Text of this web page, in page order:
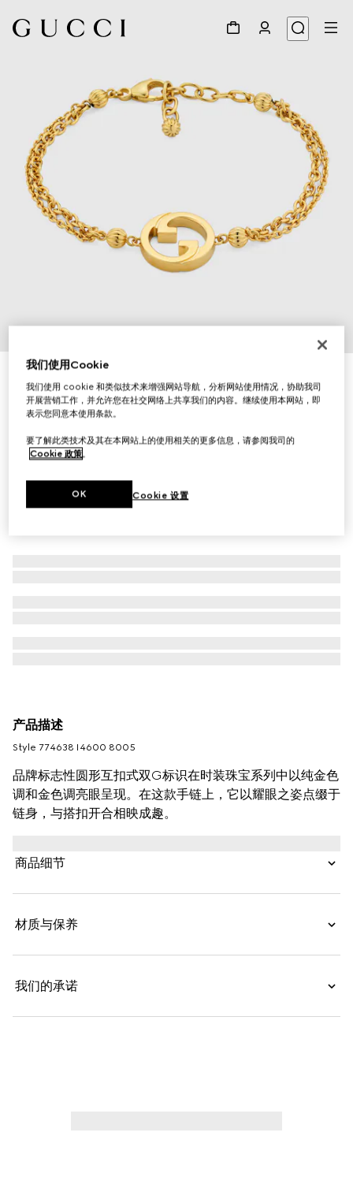
Gucci Blondie系列手链
A$800
产品描述
Style ‎774638 I4600 8005
品牌标志性圆形互扣式双G标识在时装珠宝系列中以纯金色
调和金色调亮眼呈现。在这款手链上，它以耀眼之姿点缀于
链身，与搭扣开合相映成趣。
商品细节
材质与保养
我们的承诺
我们使用Cookie
我们使用 cookie 和类似技术来增强网站导航，分析网站使用情况，协助我司
开展营销工作，并允许您在社交网络上共享我们的内容。继续使用本网站，即
表示您同意本使用条款。
要了解此类技术及其在本网站上的使用相关的更多信息，请参阅我司的
Cookie 政策。
Cookie 设置
OK